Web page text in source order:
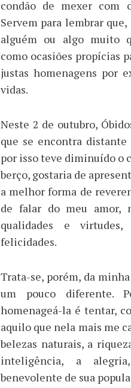
condão de mexer com
Servem para lembrar
alguém ou algo muito
como ocasiões propícias
justas homenagens por
vidas.
Neste 2 de outubro,
que se encontra
por isso teve diminuído o
berço, gostaria de
a melhor forma de
de falar do meu amor,
qualidades e
felicidades.
Trata-se, porém, da
um pouco diferente.
homenageá-la é tentar,
aquilo que nela mais me
belezas naturais, a
inteligência, a
benevolente de sua